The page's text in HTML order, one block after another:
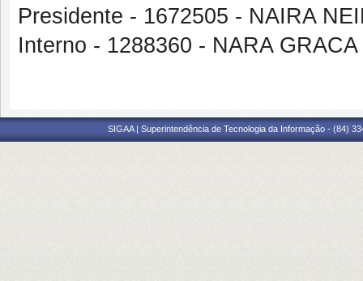
Presidente - 1672505 - NAIRA
Interno - 1288360 - NARA
SIGAA | Superintendência de Tecnologia da Informação - (84)